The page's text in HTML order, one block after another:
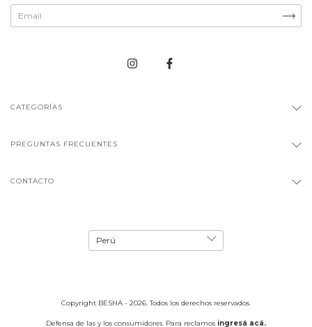
CATEGORÍAS
PREGUNTAS FRECUENTES
CONTACTO
Copyright BESHA - 2026. Todos los derechos reservados.
Defensa de las y los consumidores. Para reclamos ingresá acá.